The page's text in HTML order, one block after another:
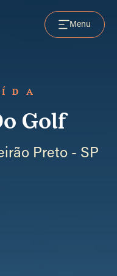
Menu
Golf
Preto - SP